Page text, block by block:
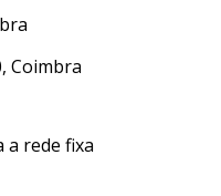
Coimbra
a rede fixa